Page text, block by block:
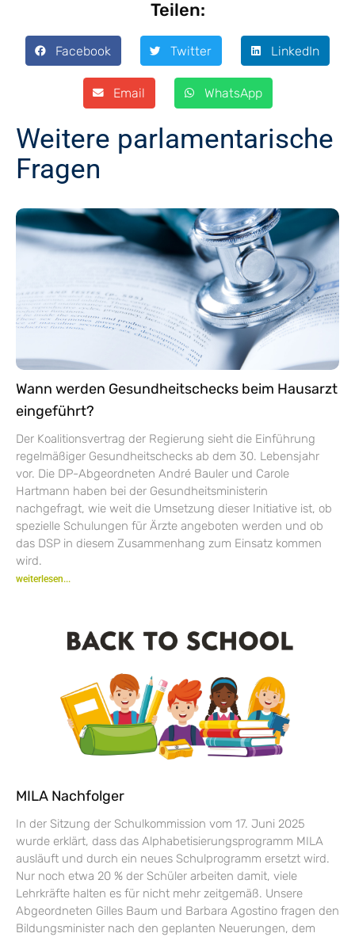
Teilen:
Facebook Twitter LinkedIn
Email WhatsApp
Weitere parlamentarische
Fragen
Wann werden Gesundheitschecks beim Hausarzt
eingeführt?
Der Koalitionsvertrag der Regierung sieht die Einführung
regelmäßiger Gesundheitschecks ab dem 30. Lebensjahr
vor. Die DP-Abgeordneten André Bauler und Carole
Hartmann haben bei der Gesundheitsministerin
nachgefragt, wie weit die Umsetzung dieser Initiative ist, ob
spezielle Schulungen für Ärzte angeboten werden und ob
das DSP in diesem Zusammenhang zum Einsatz kommen
wird.
weiterlesen...
MILA Nachfolger
In der Sitzung der Schulkommission vom 17. Juni 2025
wurde erklärt, dass das Alphabetisierungsprogramm MILA
ausläuft und durch ein neues Schulprogramm ersetzt wird.
Nur noch etwa 20 % der Schüler arbeiten damit, viele
Lehrkräfte halten es für nicht mehr zeitgemäß. Unsere
Abgeordneten Gilles Baum und Barbara Agostino fragen den
Bildungsminister nach den geplanten Neuerungen, dem